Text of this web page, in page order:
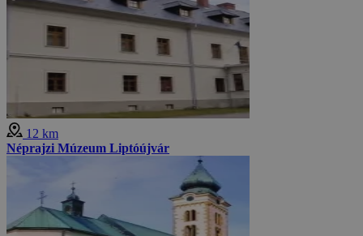
12 km
Néprajzi Múzeum Liptóújvár